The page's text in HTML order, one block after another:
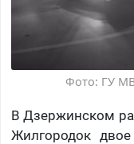
Фото: ГУ
В Дзержинском
Жилгородок